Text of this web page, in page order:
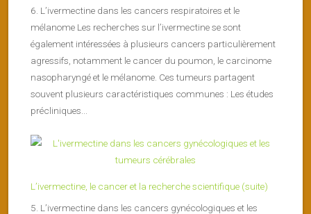
6. L’ivermectine dans les cancers respiratoires et le
mélanome Les recherches sur l’ivermectine se sont
également intéressées à plusieurs cancers particulièrement
agressifs, notamment le cancer du poumon, le carcinome
nasopharyngé et le mélanome. Ces tumeurs partagent
souvent plusieurs caractéristiques communes : Les études
précliniques...
L’ivermectine, le cancer et la recherche scientifique (suite)
5. L’ivermectine dans les cancers gynécologiques et les